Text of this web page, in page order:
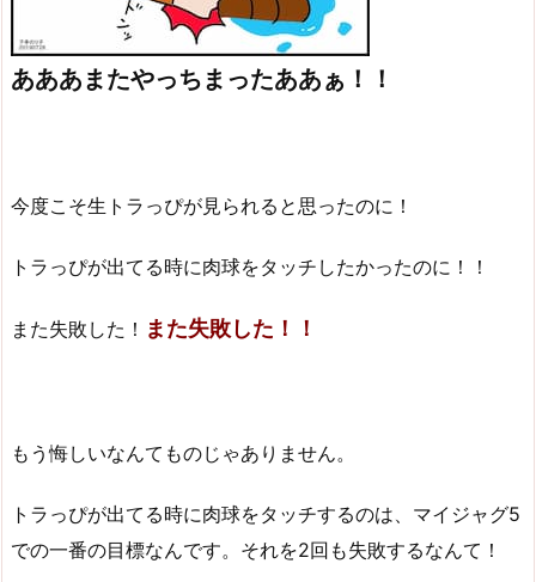
あああまたやっちまったああぁ！！
今度こそ生トラっぴが見られると思ったのに！
トラっぴが出てる時に肉球をタッチしたかったのに！！
また失敗した！ また失敗した！！
もう悔しいなんてものじゃありません。
トラっぴが出てる時に肉球をタッチするのは、マイジャグ5
での一番の目標なんです。それを2回も失敗するなんて！